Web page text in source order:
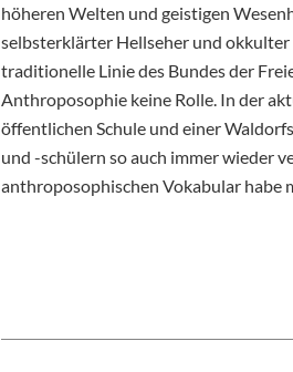
höheren Welten und geistigen
selbsterklärter Hellseher und
traditionelle Linie des Bundes der
Anthroposophie keine Rolle. In der
öffentlichen Schule und einer
und -schülern so auch immer wieder
anthroposophischen Vokabular habe